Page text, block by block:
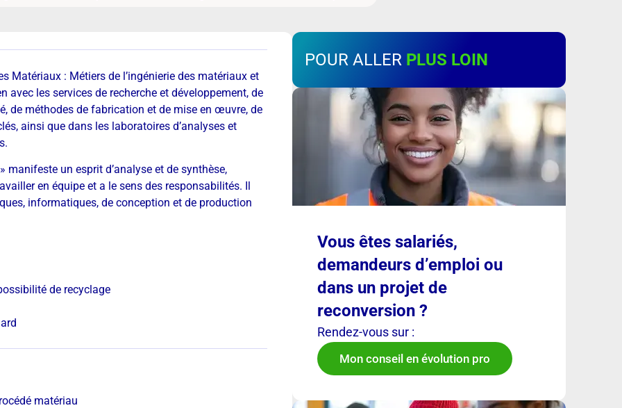
Matériaux : Métiers de l’ingénierie des matériaux et
avec les services de recherche et développement, de
de méthodes de fabrication et de mise en œuvre, de
ainsi que dans les laboratoires d’analyses et
manifeste un esprit d’analyse et de synthèse,
en équipe et a le sens des responsabilités. Il
informatiques, de conception et de production
de recyclage
matériau
POUR ALLER PLUS LOIN
Vous êtes salariés,
demandeurs d’emploi ou
dans un projet de
reconversion ?
Rendez-vous sur :
Mon conseil en évolution pro